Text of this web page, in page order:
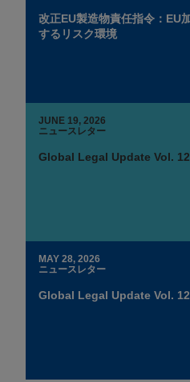
改正EU製造物責任指令：EU
するリスク環境
JUNE 19, 2026
ニュースレター
Global Legal Update Vol.
MAY 28, 2026
ニュースレター
Global Legal Update Vol.